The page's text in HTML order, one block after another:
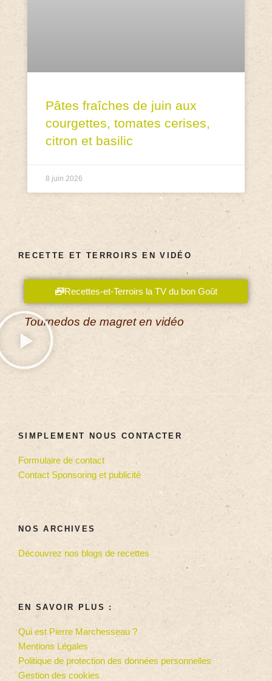
Pâtes fraîches de juin aux
courgettes, tomates cerises,
citron et basilic
8 juin 2026
RECETTE ET TERROIRS EN VIDÉO
Recettes-et-Terroirs la TV du bon Goût
Tournedos de magret en vidéo
SIMPLEMENT NOUS CONTACTER
Formulaire de contact
Contact Sponsoring et publicité
NOS ARCHIVES
Découvrez nos blogs de recettes
EN SAVOIR PLUS :
Qui est Pierre Marchesseau ?
Mentions Légales
Politique de protection des données personnelles
Gestion des cookies